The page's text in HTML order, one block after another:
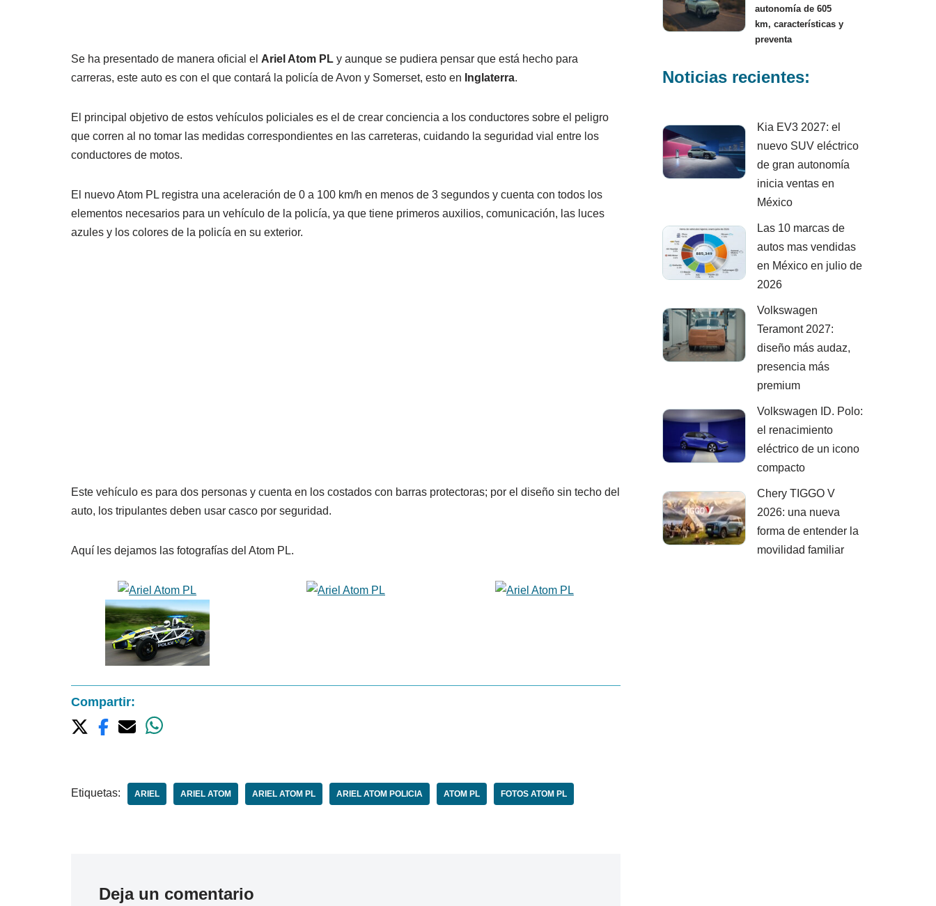
Se ha presentado de manera oficial el Ariel Atom PL y aunque se pudiera pensar que está hecho para
carreras, este auto es con el que contará la policía de Avon y Somerset, esto en Inglaterra.
El principal objetivo de estos vehículos policiales es el de crear conciencia a los conductores sobre el peligro
que corren al no tomar las medidas correspondientes en las carreteras, cuidando la seguridad vial entre los
conductores de motos.
El nuevo Atom PL registra una aceleración de 0 a 100 km/h en menos de 3 segundos y cuenta con todos los
elementos necesarios para un vehículo de la policía, ya que tiene primeros auxilios, comunicación, las luces
azules y los colores de la policía en su exterior.
Este vehículo es para dos personas y cuenta en los costados con barras protectoras; por el diseño sin techo del
auto, los tripulantes deben usar casco por seguridad.
Aquí les dejamos las fotografías del Atom PL.
Compartir:
Etiquetas: ARIEL ARIEL ATOM ARIEL ATOM PL ARIEL ATOM POLICIA ATOM PL FOTOS ATOM PL
Deja un comentario
autonomía de 605
km, características y
preventa
Noticias recientes:
Kia EV3 2027: el
nuevo SUV eléctrico
de gran autonomía
inicia ventas en
México
Las 10 marcas de
autos mas vendidas
en México en julio de
2026
Volkswagen
Teramont 2027:
diseño más audaz,
presencia más
premium
Volkswagen ID. Polo:
el renacimiento
eléctrico de un icono
compacto
Chery TIGGO V
2026: una nueva
forma de entender la
movilidad familiar